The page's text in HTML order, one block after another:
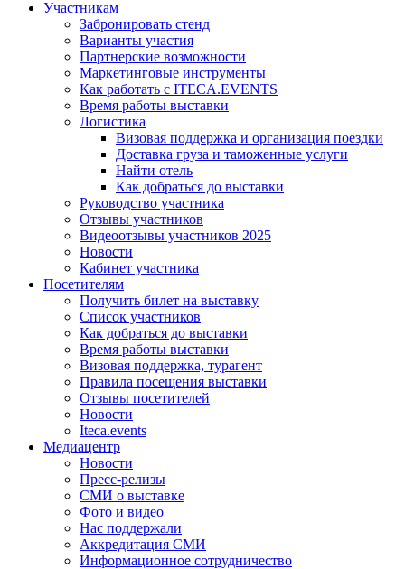
Участникам
Забронировать стенд
Варианты участия
Партнерские возможности
Маркетинговые инструменты
Как работать с ITECA.EVENTS
Время работы выставки
Логистика
Визовая поддержка и организация поездки
Доставка груза и таможенные услуги
Найти отель
Как добраться до выставки
Руководство участника
Отзывы участников
Видеоотзывы участников 2025
Новости
Кабинет участника
Посетителям
Получить билет на выставку
Список участников
Как добраться до выставки
Время работы выставки
Визовая поддержка, турагент
Правила посещения выставки
Отзывы посетителей
Новости
Iteca.events
Медиацентр
Новости
Пресс-релизы
СМИ о выставке
Фото и видео
Нас поддержали
Аккредитация СМИ
Информационное сотрудничество